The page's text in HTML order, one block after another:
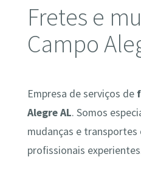
Fretes e
Campo
Empresa de serviços de
Alegre AL. Somos
mudanças e transportes
profissionais